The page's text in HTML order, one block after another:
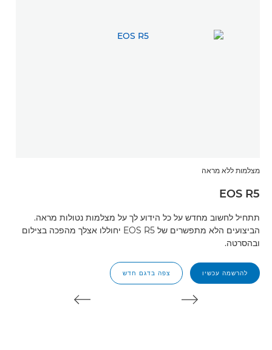
מצלמות ללא מראה
EOS R5
תתחיל לחשוב מחדש על כל הידוע לך על מצלמות נטולות מראה.
הביצועים הלא מתפשרים של EOS R5 יחוללו אצלך מהפכה בצילום
ובהסרטה.
להרשמה עכשיו צפה בדגם חדש